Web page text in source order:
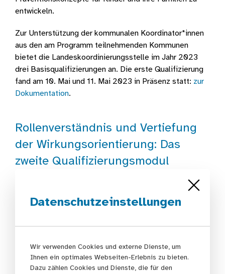
entwickeln.
Zur Unterstützung der kommunalen Koordinator*innen
aus den am Programm teilnehmenden Kommunen
bietet die Landeskoordinierungsstelle im Jahr 2023
drei Basisqualifizierungen an. Die erste Qualifizierung
fand am 10. Mai und 11. Mai 2023 in Präsenz statt: zur
Dokumentation.
Rollenverständnis und Vertiefung
der Wirkungsorientierung: Das
zweite Qualifizierungsmodul
Das zweite Qualifizierungsmodul wurde am 10. und 11.
Juli im mediacampus Frankfurt umgesetzt und
beschäftigte sich mit folgenden Fragestellungen:
Koordinationsfachkraft?
Welche Wirkungen wollen wir auf welcher Ebene
(Strukturebene/Zielgruppenebene) erreichen und
Datenschutzeinstellungen
Wir verwenden Cookies und externe Dienste, um
Ihnen ein optimales Webseiten-Erlebnis zu bieten.
Dazu zählen Cookies und Dienste, die für den